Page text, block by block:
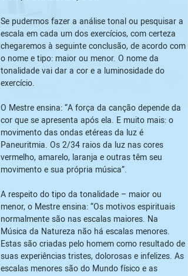
Se pudermos fazer a análise tonal ou pesquisar a
escala em cada um dos exercícios, com certeza
chegaremos à seguinte conclusão, de acordo com
o nome e tipo: maior ou menor. O nome da
tonalidade vai dar a cor e a luminosidade do
exercício.
O Mestre ensina: “A força da canção depende da
cor que se apresenta após ela. E muito mais: o
movimento das ondas etéreas da luz é
Paneuritmia. Os 2/34 raios da luz nas cores
vermelho, amarelo, laranja e outras têm seu
movimento e sua própria música”.
A respeito do tipo da tonalidade – maior ou
menor, o Mestre ensina: “Os motivos espirituais
normalmente são nas escalas maiores. Na
Música da Natureza não há escalas menores.
Estas são criadas pelo homem como resultado de
suas experiências tristes, dolorosas e infelizes. As
escalas menores são do Mundo físico e as